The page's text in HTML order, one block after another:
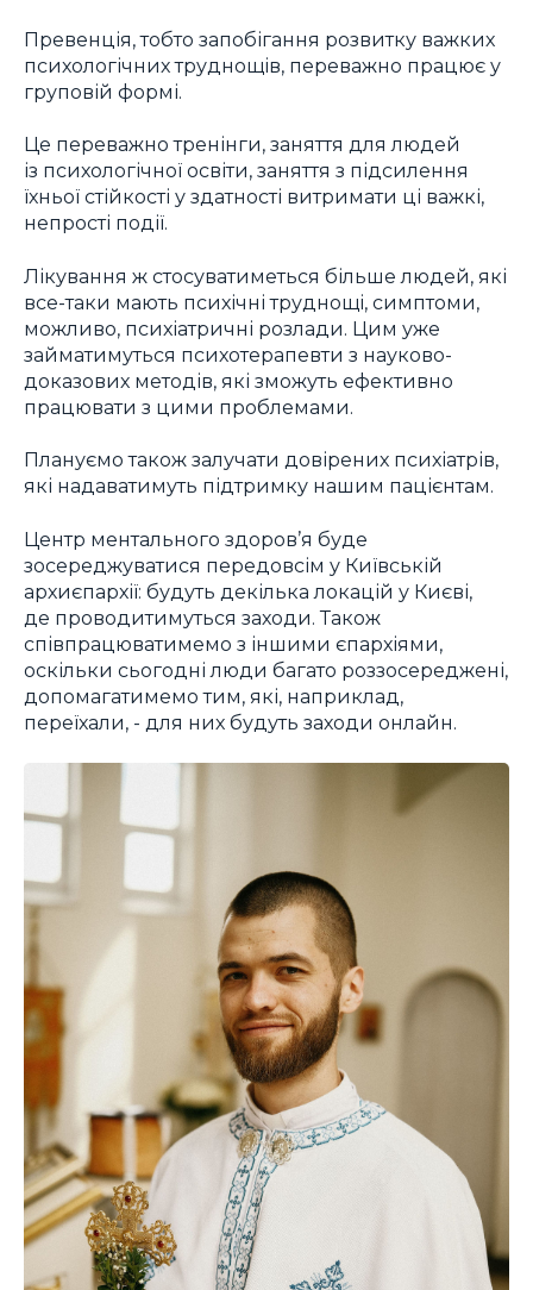
Превенція, тобто запобігання розвитку важких
психологічних труднощів, переважно працює у
груповій формі.
Це переважно тренінги, заняття для людей
із психологічної освіти, заняття з підсилення
їхньої стійкості у здатності витримати ці важкі,
непрості події.
Лікування ж стосуватиметься більше людей, які
все-таки мають психічні труднощі, симптоми,
можливо, психіатричні розлади. Цим уже
займатимуться психотерапевти з науково-
доказових методів, які зможуть ефективно
працювати з цими проблемами.
Плануємо також залучати довірених психіатрів,
які надаватимуть підтримку нашим пацієнтам.
Центр ментального здоров’я буде
зосереджуватися передовсім у Київській
архиєпархії: будуть декілька локацій у Києві,
де проводитимуться заходи. Також
співпрацюватимемо з іншими єпархіями,
оскільки сьогодні люди багато роззосереджені,
допомагатимемо тим, які, наприклад,
переїхали, - для них будуть заходи онлайн.